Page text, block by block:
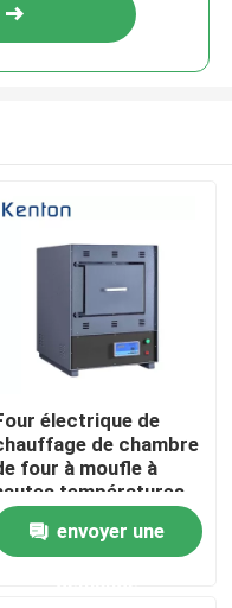
électrique de
de chambre
four à moufle à
températures
laboratoire 1200c
envoyer une